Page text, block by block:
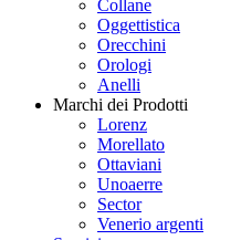
Collane
Oggettistica
Orecchini
Orologi
Anelli
Marchi dei Prodotti
Lorenz
Morellato
Ottaviani
Unoaerre
Sector
Venerio argenti